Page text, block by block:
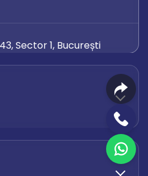
Sector 1, București